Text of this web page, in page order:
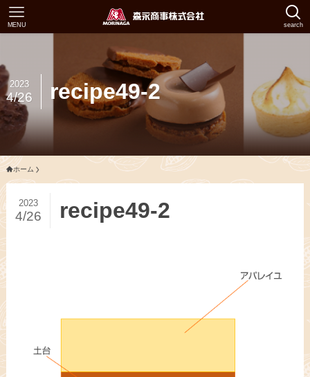
search
MENU
recipe49-2
2023
4/26
ホーム
recipe49-2
2023
4/26